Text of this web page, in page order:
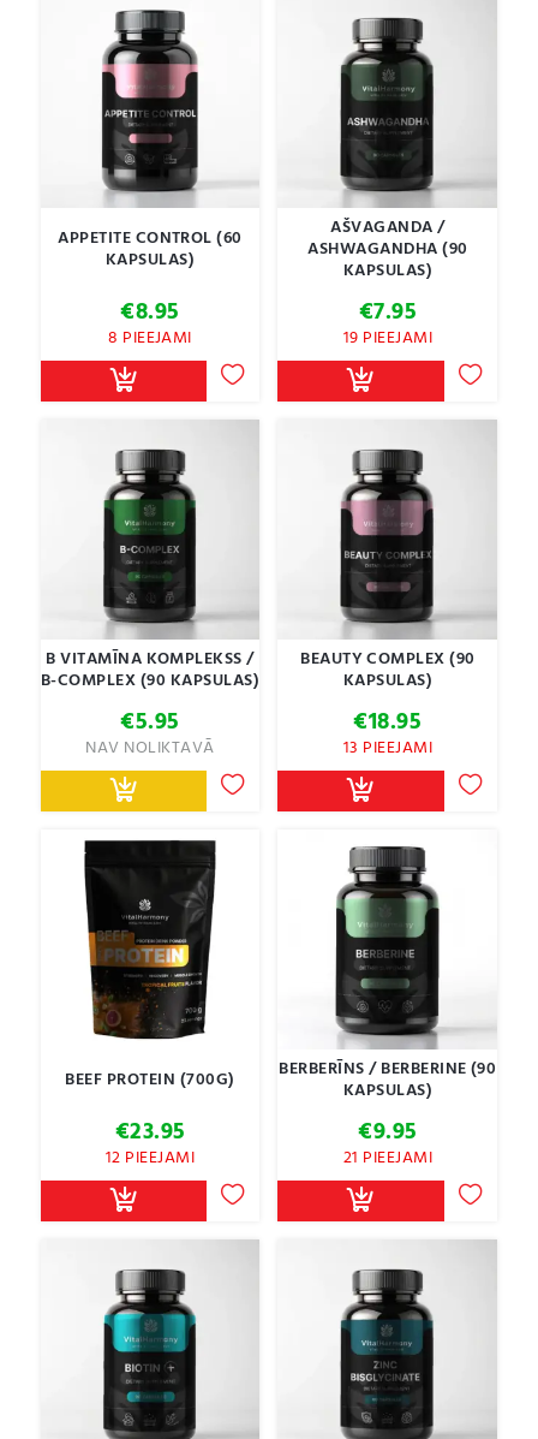
APPETITE CONTROL (60
KAPSULAS)
€8.95
8 PIEEJAMI
AŠVAGANDA /
ASHWAGANDHA (90
KAPSULAS)
€7.95
19 PIEEJAMI
B VITAMĪNA KOMPLEKSS /
B-COMPLEX (90 KAPSULAS)
€5.95
NAV NOLIKTAVĀ
BEAUTY COMPLEX (90
KAPSULAS)
€18.95
13 PIEEJAMI
BEEF PROTEIN (700G)
€23.95
12 PIEEJAMI
BERBERĪNS / BERBERINE (90
KAPSULAS)
€9.95
21 PIEEJAMI